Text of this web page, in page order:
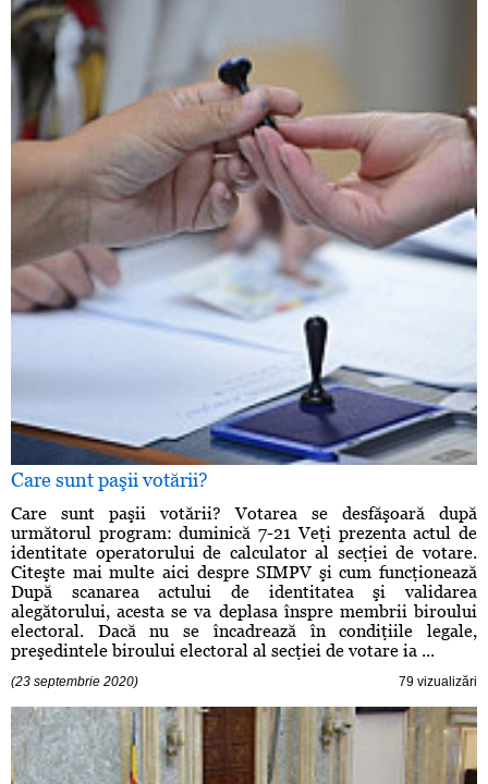
Care sunt paşii votării?
Care sunt paşii votării? Votarea se desfăşoară după
următorul program: duminică 7-21 Veţi prezenta actul de
identitate operatorului de calculator al secţiei de votare.
Citeşte mai multe aici despre SIMPV şi cum funcţionează
După scanarea actului de identitatea şi validarea
alegătorului, acesta se va deplasa înspre membrii biroului
electoral. Dacă nu se încadrează în condiţiile legale,
preşedintele biroului electoral al secţiei de votare ia ...
(23 septembrie 2020) 79 vizualizări